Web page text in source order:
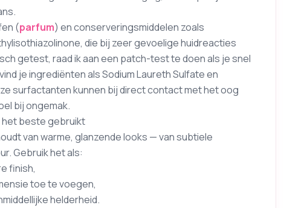
(parfum) en conserveringsmiddelen zoals
die bij zeer gevoelige huidreacties
getest, raad ik aan een patch-test te doen als je snel
je ingrediënten als Sodium Laureth Sulfate en
surfactanten kunnen bij direct contact met het oog
bij ongemak.
het beste gebruikt
van warme, glanzende looks — van subtiele
Gebruik het als:
finish,
toe te voegen,
helderheid.